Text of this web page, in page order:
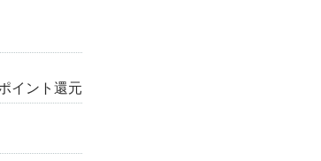
イント還元